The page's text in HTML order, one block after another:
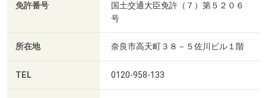
免許番号
国土交通大臣免許（７）第５２０６
号
所在地 奈良市高天町３８－５佐川ビル１階
TEL 0120-958-133